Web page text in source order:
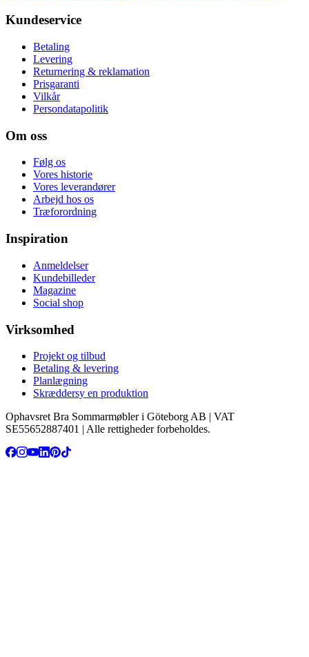
Kundeservice
Betaling
Levering
Returnering & reklamation
Prisgaranti
Vilkår
Persondatapolitik
Om oss
Følg os
Vores historie
Vores leverandører
Arbejd hos os
Træforordning
Inspiration
Anmeldelser
Kundebilleder
Magazine
Social shop
Virksomhed
Projekt og tilbud
Betaling & levering
Planlægning
Skræddersy en produktion
Ophavsret Bra Sommarmøbler i Göteborg AB | VAT
SE55652887401 | Alle rettigheder forbeholdes.